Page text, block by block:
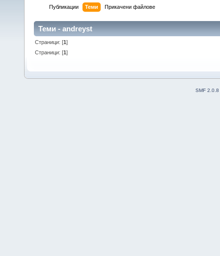
Публикации Теми Прикачени файлове
Теми - andreyst
Страници: [1]
Страници: [1]
SMF 2.0.8